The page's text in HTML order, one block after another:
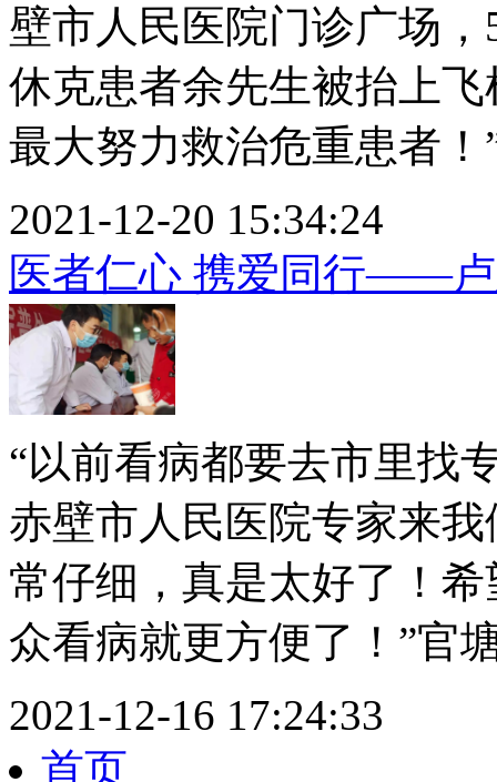
壁市人民医院门诊广场
休克患者余先生被抬上
最大努力救治危重患者！
2021-12-20 15:34:24
医者仁心 携爱同行——
“以前看病都要去市里找
赤壁市人民医院专家来
常仔细，真是太好了！
众看病就更方便了！”官
2021-12-16 17:24:33
首页